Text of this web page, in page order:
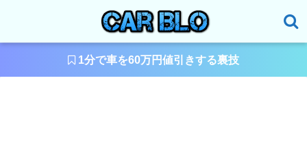
1分で車を60万円値引きする裏技